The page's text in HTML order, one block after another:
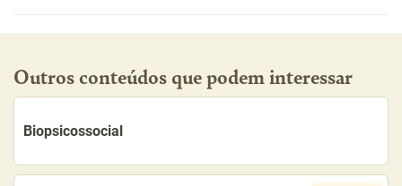
Outros conteúdos que podem interessar
Biopsicossocial